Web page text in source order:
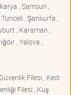
, Samsun ,
, Şanlıurfa ,
, Karaman ,
, Yalova ,
Filesi , Kedi
Filesi , Kuş